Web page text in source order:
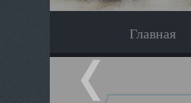
Главная